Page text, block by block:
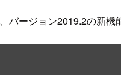
バージョン2019.2の新機